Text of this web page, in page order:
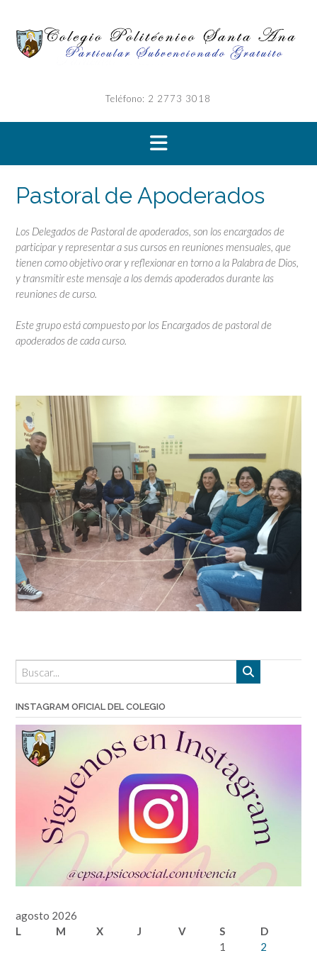
contenido
Teléfono: 2 2773 3018
Pastoral de Apoderados
Los Delegados de Pastoral de apoderados, son los encargados de
participar y representar a sus cursos en reuniones mensuales, que
tienen como objetivo orar y reflexionar en torno a la Palabra de Dios,
y transmitir este mensaje a los demás apoderados durante las
reuniones de curso.
Este grupo está compuesto por los Encargados de pastoral de
apoderados de cada curso.
INSTAGRAM OFICIAL DEL COLEGIO
agosto 2026
L
M X J V S
D
1
2